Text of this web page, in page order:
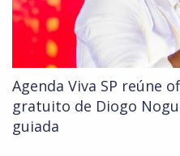
Agenda Viva SP reúne
gratuito de Diogo
guiada